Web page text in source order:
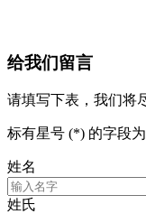
给我们留言
请填写下表，我们将
标有星号 (*) 的字段为
姓名
姓氏